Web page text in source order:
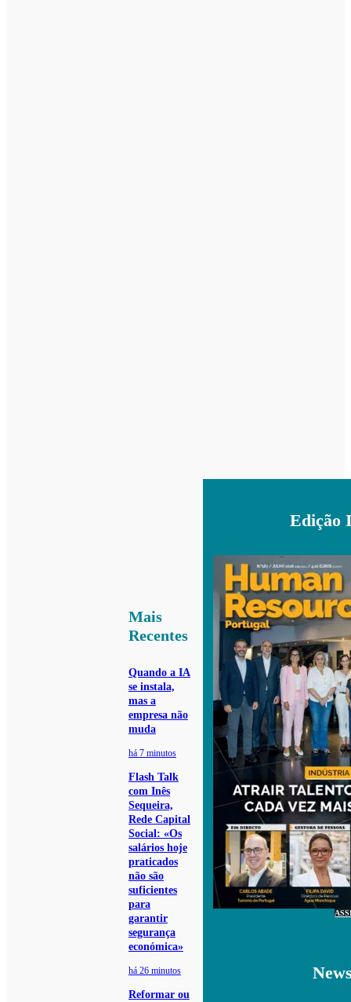
Mais
Recentes
Quando a IA
se instala,
mas a
empresa não
muda
há 7 minutos
Flash Talk
com Inês
Sequeira,
Rede Capital
Social: «Os
salários hoje
praticados
não são
suficientes
para
garantir
segurança
económica»
há 26 minutos
Reformar ou
Edição